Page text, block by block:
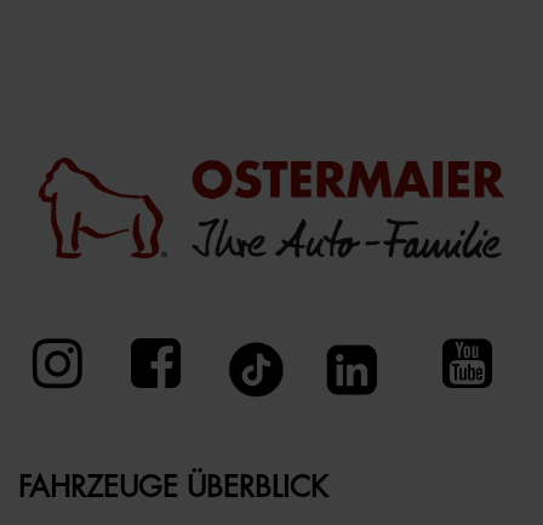
FAHRZEUGE ÜBERBLICK